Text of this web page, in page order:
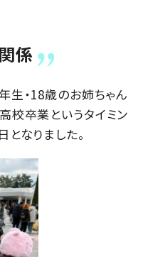
係
生・18歳のお姉ちゃん
校卒業というタイミン
なりました。